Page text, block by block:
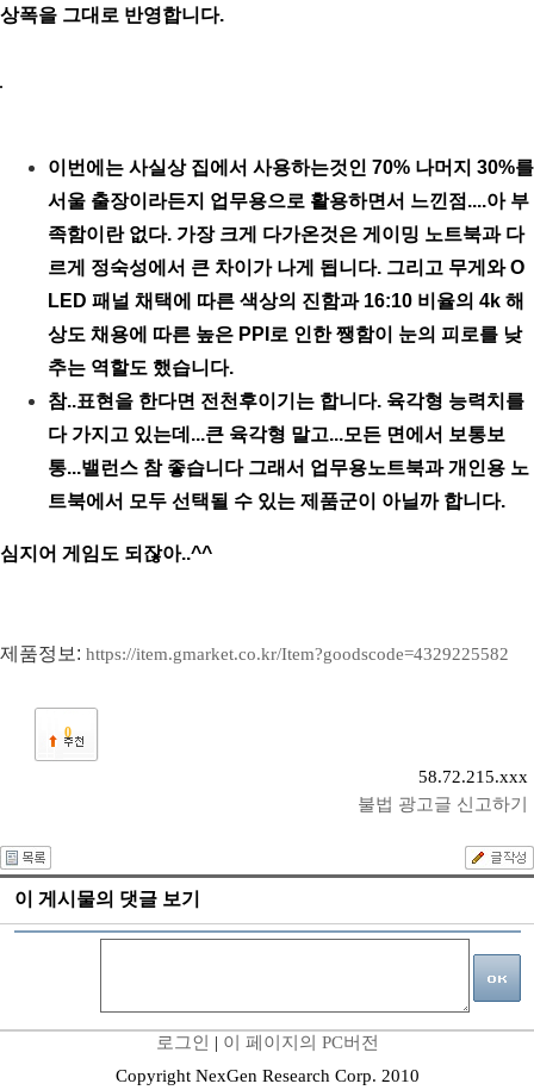
상폭을 그대로 반영합니다.
이번에는 사실상 집에서 사용하는것인 70% 나머지 30%를
서울 출장이라든지 업무용으로 활용하면서 느낀점....아 부
족함이란 없다. 가장 크게 다가온것은 게이밍 노트북과 다
르게 정숙성에서 큰 차이가 나게 됩니다. 그리고 무게와 O
LED 패널 채택에 따른 색상의 진함과 16:10 비율의 4k 해
상도 채용에 따른 높은 PPI로 인한 쨍함이 눈의 피로를 낮
추는 역할도 했습니다.
참..표현을 한다면 전천후이기는 합니다. 육각형 능력치를
다 가지고 있는데...큰 육각형 말고...모든 면에서 보통보
통...밸런스 참 좋습니다 그래서 업무용노트북과 개인용 노
트북에서 모두 선택될 수 있는 제품군이 아닐까 합니다.
심지어 게임도 되잖아..^^
제품정보: https://item.gmarket.co.kr/Item?goodscode=4329225582
0
58.72.215.xxx
불법 광고글 신고하기
이 게시물의 댓글 보기
로그인 | 이 페이지의 PC버전
Copyright NexGen Research Corp. 2010